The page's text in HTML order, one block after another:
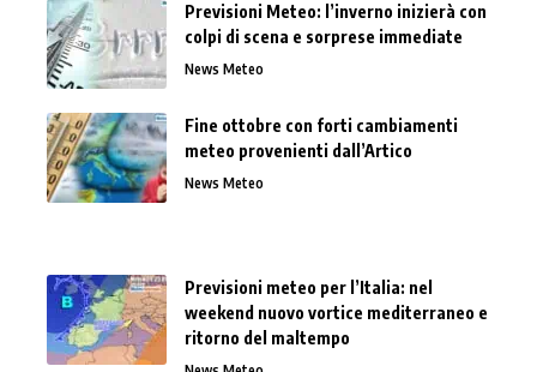
Previsioni Meteo: l’inverno inizierà con
colpi di scena e sorprese immediate
News Meteo
Fine ottobre con forti cambiamenti
meteo provenienti dall’Artico
News Meteo
Previsioni meteo per l’Italia: nel
weekend nuovo vortice mediterraneo e
ritorno del maltempo